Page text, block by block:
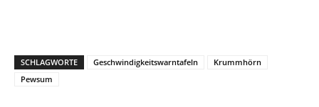
SCHLAGWORTE Geschwindigkeitswarntafeln
Krummhörn
Pewsum